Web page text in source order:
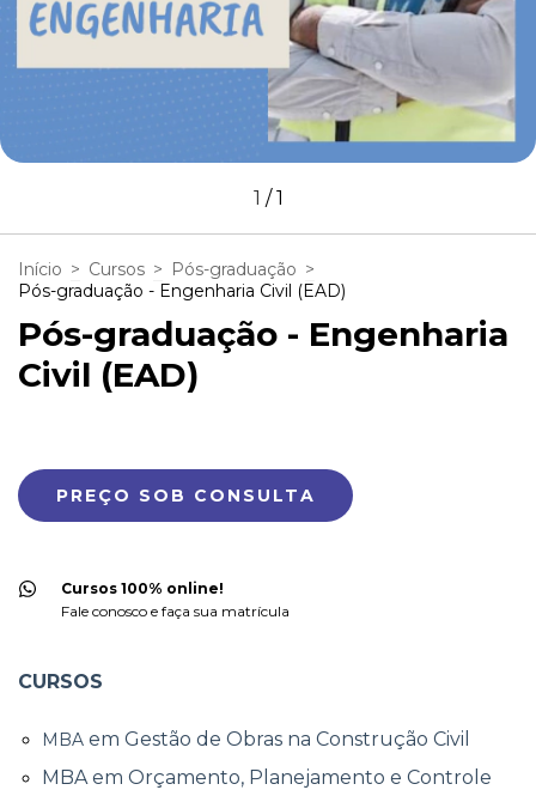
1 /1
Início > Cursos > Pós-graduação >
Pós-graduação - Engenharia Civil (EAD)
Pós-graduação - Engenharia
Civil (EAD)
Cursos 100% online!
Fale conosco e faça sua matrícula
CURSOS
MBA em Gestão de Obras na Construção Civil
MBA em Orçamento, Planejamento e Controle